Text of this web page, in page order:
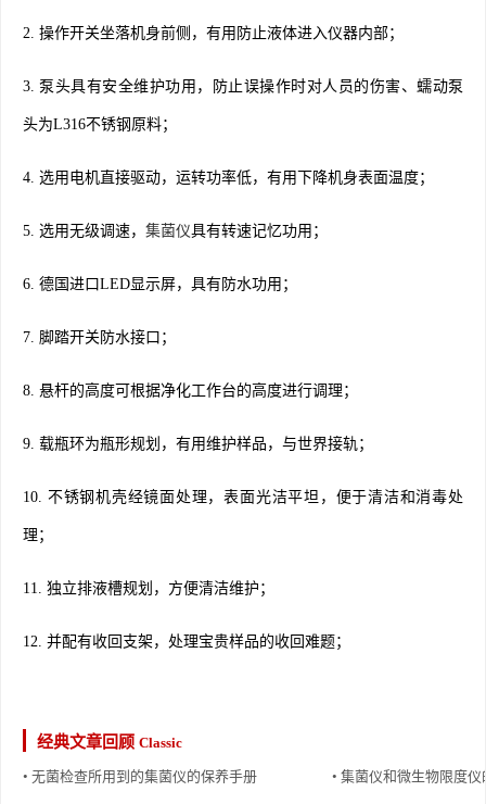
2. 操作开关坐落机身前侧，有用防止液体进入仪器内部；
3. 泵头具有安全维护功用，防止误操作时对人员的伤害、蠕动泵
头为L316不锈钢原料；
4. 选用电机直接驱动，运转功率低，有用下降机身表面温度；
5. 选用无级调速， 集菌仪具有转速记忆功用；
6. 德国进口LED显示屏，具有防水功用；
7. 脚踏开关防水接口；
8. 悬杆的高度可根据净化工作台的高度进行调理；
9. 载瓶环为瓶形规划，有用维护样品，与世界接轨；
10. 不锈钢机壳经镜面处理，表面光洁平坦，便于清洁和消毒处
理；
11. 独立排液槽规划，方便清洁维护；
12. 并配有收回支架，处理宝贵样品的收回难题；
经典文章回顾 Classic
• 无菌检查所用到的集菌仪的保养手册 • 集菌仪和微生物限度仪